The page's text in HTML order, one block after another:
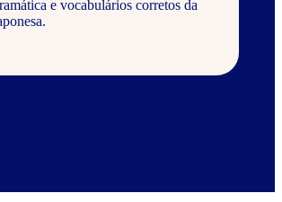
e vocabulários corretos da